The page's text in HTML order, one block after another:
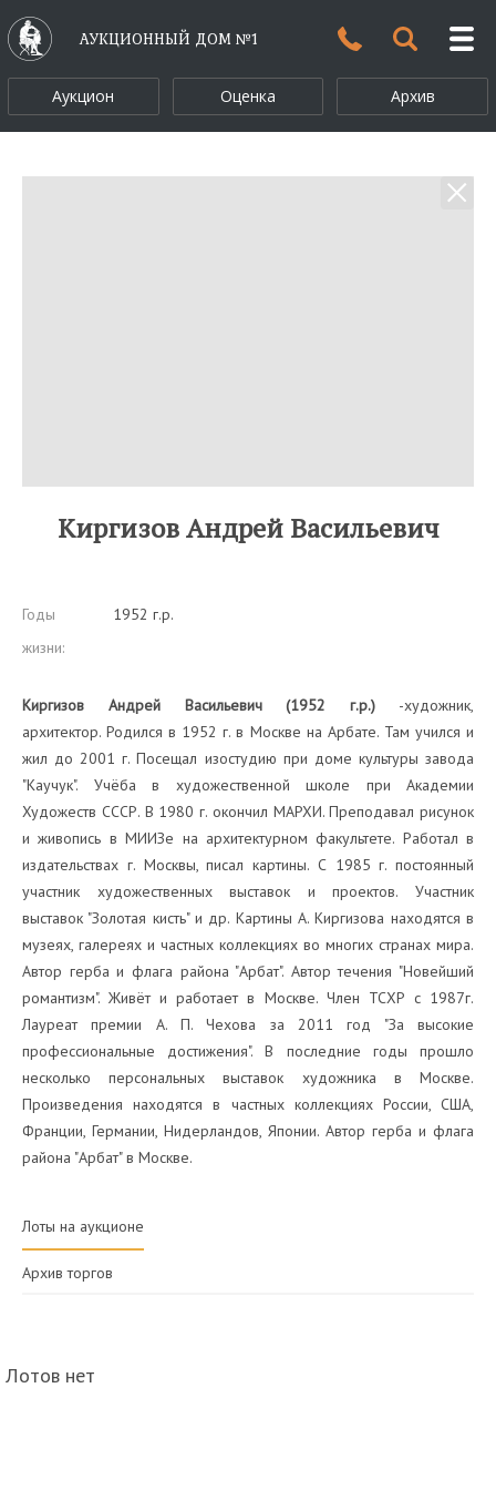
АУКЦИОННЫЙ ДОМ №1
Аукцион Оценка Архив
Киргизов Андрей Васильевич
Годы
жизни:
1952 г.р.
Киргизов Андрей Васильевич (1952 г.р.) -художник,
архитектор. Родился в 1952 г. в Москве на Арбате. Там учился и
жил до 2001 г. Посещал изостудию при доме культуры завода
"Каучук". Учёба в художественной школе при Академии
Художеств СССР. В 1980 г. окончил МАРХИ. Преподавал рисунок
и живопись в МИИЗе на архитектурном факультете. Работал в
издательствах г. Москвы, писал картины. С 1985 г. постоянный
участник художественных выставок и проектов. Участник
выставок "Золотая кисть" и др. Картины А. Киргизова находятся в
музеях, галереях и частных коллекциях во многих странах мира.
Автор герба и флага района "Арбат". Автор течения "Новейший
романтизм". Живёт и работает в Москве. Член ТСХР с 1987г.
Лауреат премии А. П. Чехова за 2011 год "За высокие
профессиональные достижения". В последние годы прошло
несколько персональных выставок художника в Москве.
Произведения находятся в частных коллекциях России, США,
Франции, Германии, Нидерландов, Японии. Автор герба и флага
района "Арбат" в Москве.
Лоты на аукционе
Архив торгов
Лотов нет